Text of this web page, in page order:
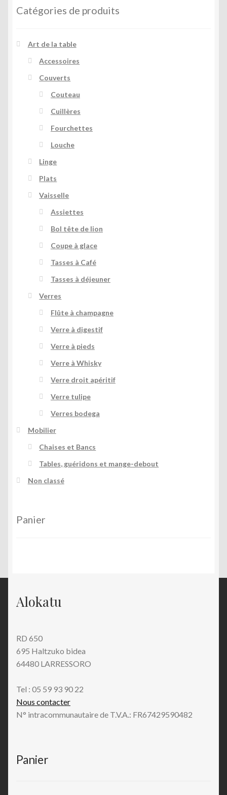
Catégories de produits
Art de la table
Accessoires
Couverts
Couteau
Cuillères
Fourchettes
Louche
Linge
Plats
Vaisselle
Assiettes
Bol tête de lion
Coupe à glace
Tasses à Café
Tasses à déjeuner
Verres
Flûte à champagne
Verre à digestif
Verre à pieds
Verre à Whisky
Verre droit apéritif
Verre tulipe
Verres bodega
Mobilier
Chaises et Bancs
Tables, guéridons et mange-debout
Non classé
Panier
Alokatu
RD 650
695 Haltzuko bidea
64480 LARRESSORO
Tel : 05 59 93 90 22
Nous contacter
N° intracommunautaire de T.V.A.: FR67429590482
Panier